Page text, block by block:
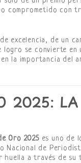
comprometido con
excelencia, de un
logro se convierte
la importancia del
2025:
Oro 2025es uno de
Nacional de
huella a través de su